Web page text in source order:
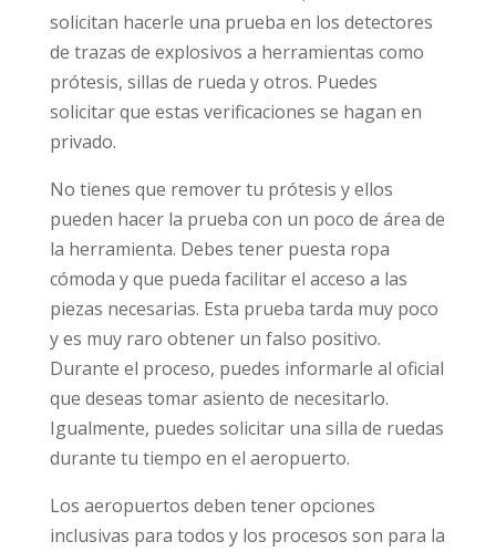
solicitan hacerle una prueba en los detectores
de trazas de explosivos a herramientas como
prótesis, sillas de rueda y otros. Puedes
solicitar que estas verificaciones se hagan en
privado.
No tienes que remover tu prótesis y ellos
pueden hacer la prueba con un poco de área de
la herramienta. Debes tener puesta ropa
cómoda y que pueda facilitar el acceso a las
piezas necesarias. Esta prueba tarda muy poco
y es muy raro obtener un falso positivo.
Durante el proceso, puedes informarle al oficial
que deseas tomar asiento de necesitarlo.
Igualmente, puedes solicitar una silla de ruedas
durante tu tiempo en el aeropuerto.
Los aeropuertos deben tener opciones
inclusivas para todos y los procesos son para la